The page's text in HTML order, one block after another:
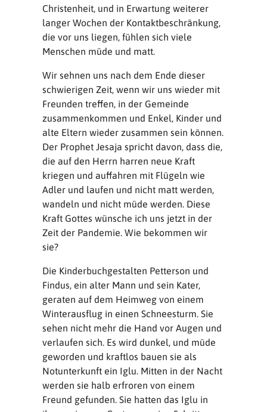
Christenheit, und in Erwartung weiterer
langer Wochen der Kontaktbeschränkung,
die vor uns liegen, fühlen sich viele
Menschen müde und matt.
Wir sehnen uns nach dem Ende dieser
schwierigen Zeit, wenn wir uns wieder mit
Freunden treffen, in der Gemeinde
zusammenkommen und Enkel, Kinder und
alte Eltern wieder zusammen sein können.
Der Prophet Jesaja spricht davon, dass die,
die auf den Herrn harren neue Kraft
kriegen und auffahren mit Flügeln wie
Adler und laufen und nicht matt werden,
wandeln und nicht müde werden. Diese
Kraft Gottes wünsche ich uns jetzt in der
Zeit der Pandemie. Wie bekommen wir
sie?
Die Kinderbuchgestalten Petterson und
Findus, ein alter Mann und sein Kater,
geraten auf dem Heimweg von einem
Winterausflug in einen Schneesturm. Sie
sehen nicht mehr die Hand vor Augen und
verlaufen sich. Es wird dunkel, und müde
geworden und kraftlos bauen sie als
Notunterkunft ein Iglu. Mitten in der Nacht
werden sie halb erfroren von einem
Freund gefunden. Sie hatten das Iglu in